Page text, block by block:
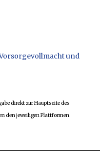
und
direkt zur Hauptseite des
den jeweiligen Plattformen.